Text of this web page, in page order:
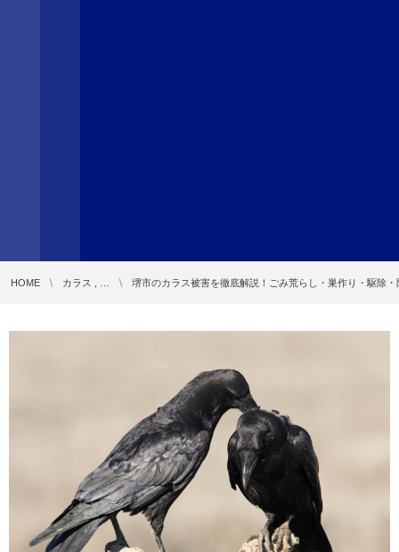
HOME カラス , … 堺市のカラス被害を徹底解説！ごみ荒らし・巣作り・駆除